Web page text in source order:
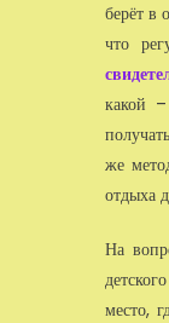
берёт в
что
какой
же
отдыха
На
место,